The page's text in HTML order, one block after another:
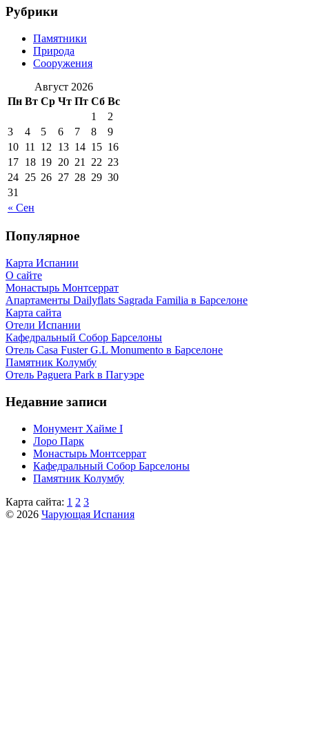
Рубрики
Памятники
Природа
Сооружения
Август 2026
Пн Вт Ср Чт Пт Сб Вс
« Сен
1
2
3
4 5 6 7 8
9
10 11 12 13 14 15 16
17 18 19 20 21 22 23
24 25 26 27 28 29 30
31
Популярное
Карта Испании
О сайте
Монастырь Монтсеррат
Апартаменты Dailyflats Sagrada Familia в Барселоне
Карта сайта
Отели Испании
Кафeдрaльный Собор Барселоны
Отель Casa Fuster G.L Monumento в Барселоне
Пaмятник Колумбу
Отель Paguera Park в Пагуэре
Недавние записи
Монумент Хайме I
Лоро Парк
Монастырь Монтсеррат
Кафeдрaльный Собор Барселоны
Пaмятник Колумбу
Карта сайта: 1 2 3
© 2026 Чарующая Испания